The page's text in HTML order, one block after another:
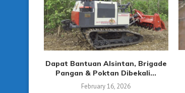
Dapat Bantuan Alsintan, Brigade
Pangan & Poktan Dibekali...
February 16, 2026